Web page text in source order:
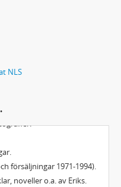
NLS
m.m. i roddbåtshistorien 1946.
i Stockholms rådhusrätt 10.11.1949.
upprop m.m.
försäljningar 1971-1994).
noveller o.a. av Eriks.